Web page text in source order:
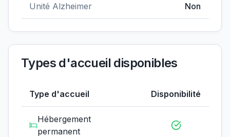
Unité Alzheimer Non
Types d'accueil disponibles
Type d'accueil Disponibilité
Hébergement
permanent